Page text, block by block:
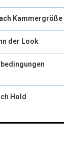
Kammergröße
der Look
Hold